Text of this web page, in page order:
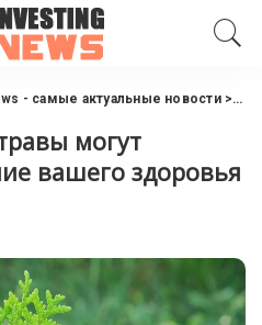
- самые актуальные новости>
могут
вашего здоровья